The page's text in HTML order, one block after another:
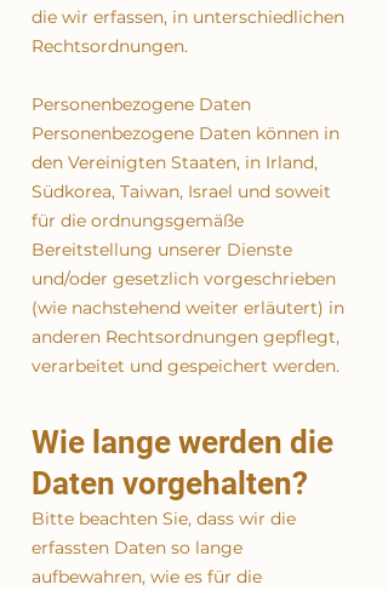
die wir erfassen, in unterschiedlichen
Rechtsordnungen.
Personenbezogene Daten
Personenbezogene Daten können in
den Vereinigten Staaten, in Irland,
Südkorea, Taiwan, Israel und soweit
für die ordnungsgemäße
Bereitstellung unserer Dienste
und/oder gesetzlich vorgeschrieben
(wie nachstehend weiter erläutert) in
anderen Rechtsordnungen gepflegt,
verarbeitet und gespeichert werden.
Wie lange werden die
Daten vorgehalten?
Bitte beachten Sie, dass wir die
erfassten Daten so lange
aufbewahren, wie es für die